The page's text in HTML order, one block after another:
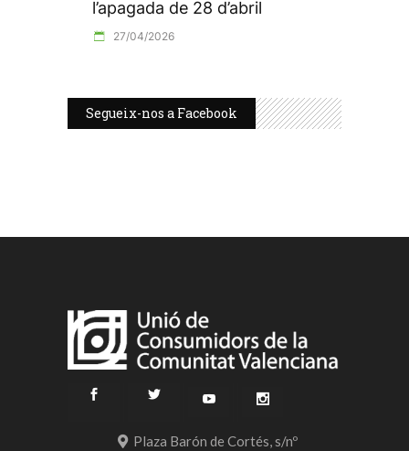
l’apagada de 28 d’abril
27/04/2026
Segueix-nos a Facebook
Plaza Barón de Cortés, s/nº